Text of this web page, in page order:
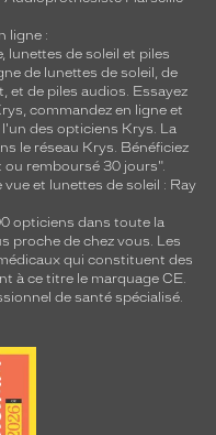
ligne :
, lunettes de soleil et piles
de lunettes de soleil, de
, et de piles audios. Essayez
commandez en ligne et
des opticiens Krys. La
le réseau Krys. Bénéficiez
ou remboursé 30 jours".
vue et lunettes de soleil : Ray
opticiens dans toute la
proche de chez vous. Les
qui constituent des
à ce titre le marquage CE.
de santé spécialisé.